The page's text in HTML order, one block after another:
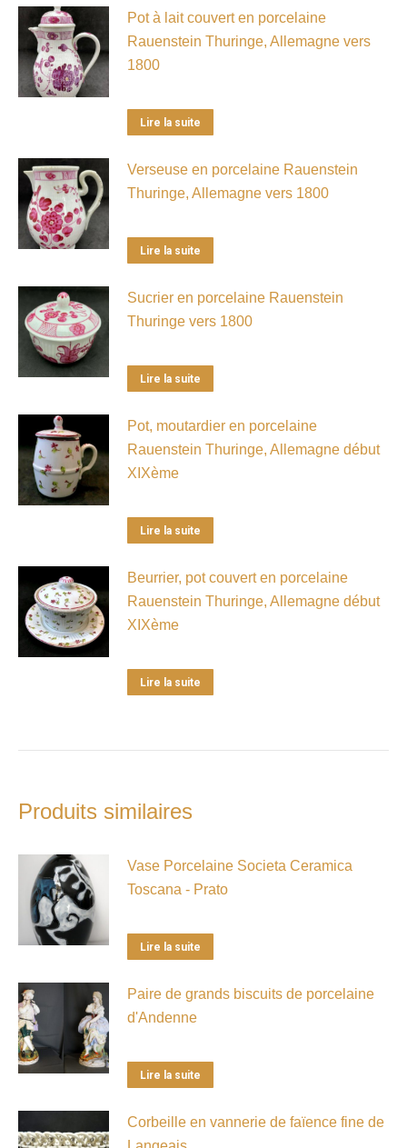
Pot à lait couvert en porcelaine
Rauenstein Thuringe, Allemagne vers
1800
Lire la suite
Verseuse en porcelaine Rauenstein
Thuringe, Allemagne vers 1800
Lire la suite
Sucrier en porcelaine Rauenstein
Thuringe vers 1800
Lire la suite
Pot, moutardier en porcelaine
Rauenstein Thuringe, Allemagne début
XIXème
Lire la suite
Beurrier, pot couvert en porcelaine
Rauenstein Thuringe, Allemagne début
XIXème
Lire la suite
Produits similaires
Vase Porcelaine Societa Ceramica
Toscana - Prato
Lire la suite
Paire de grands biscuits de porcelaine
d'Andenne
Lire la suite
Corbeille en vannerie de faïence fine de